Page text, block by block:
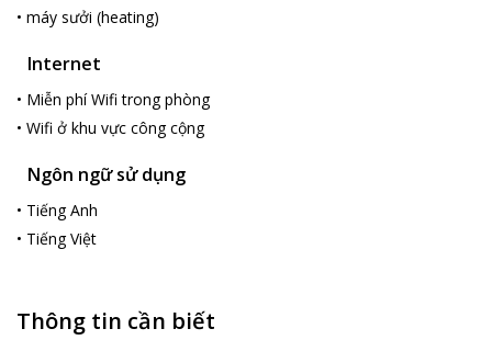
• máy sưởi (heating)
Internet
• Miễn phí Wifi trong phòng
• Wifi ở khu vực công cộng
Ngôn ngữ sử dụng
• Tiếng Anh
• Tiếng Việt
Thông tin cần biết